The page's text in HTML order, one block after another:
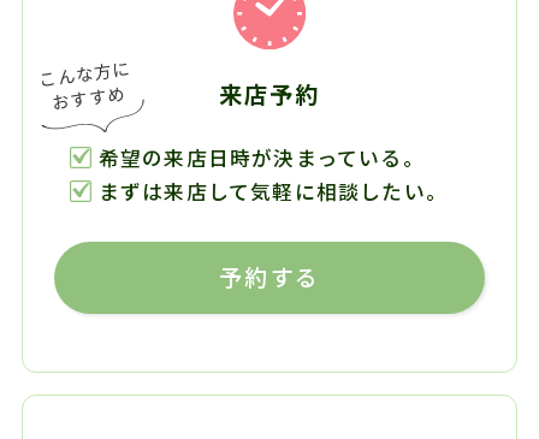
来店予約
希望の来店日時が決まっている。
まずは来店して気軽に相談したい。
予約する